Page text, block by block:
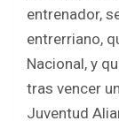
entrenador,
entrerriano,
Nacional, y
tras vencer
Juventud